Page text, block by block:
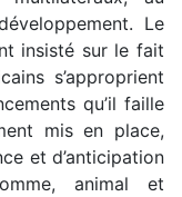
Le
insisté sur le fait
s’approprient
qu’il faille
mis en place,
et d’anticipation
animal et